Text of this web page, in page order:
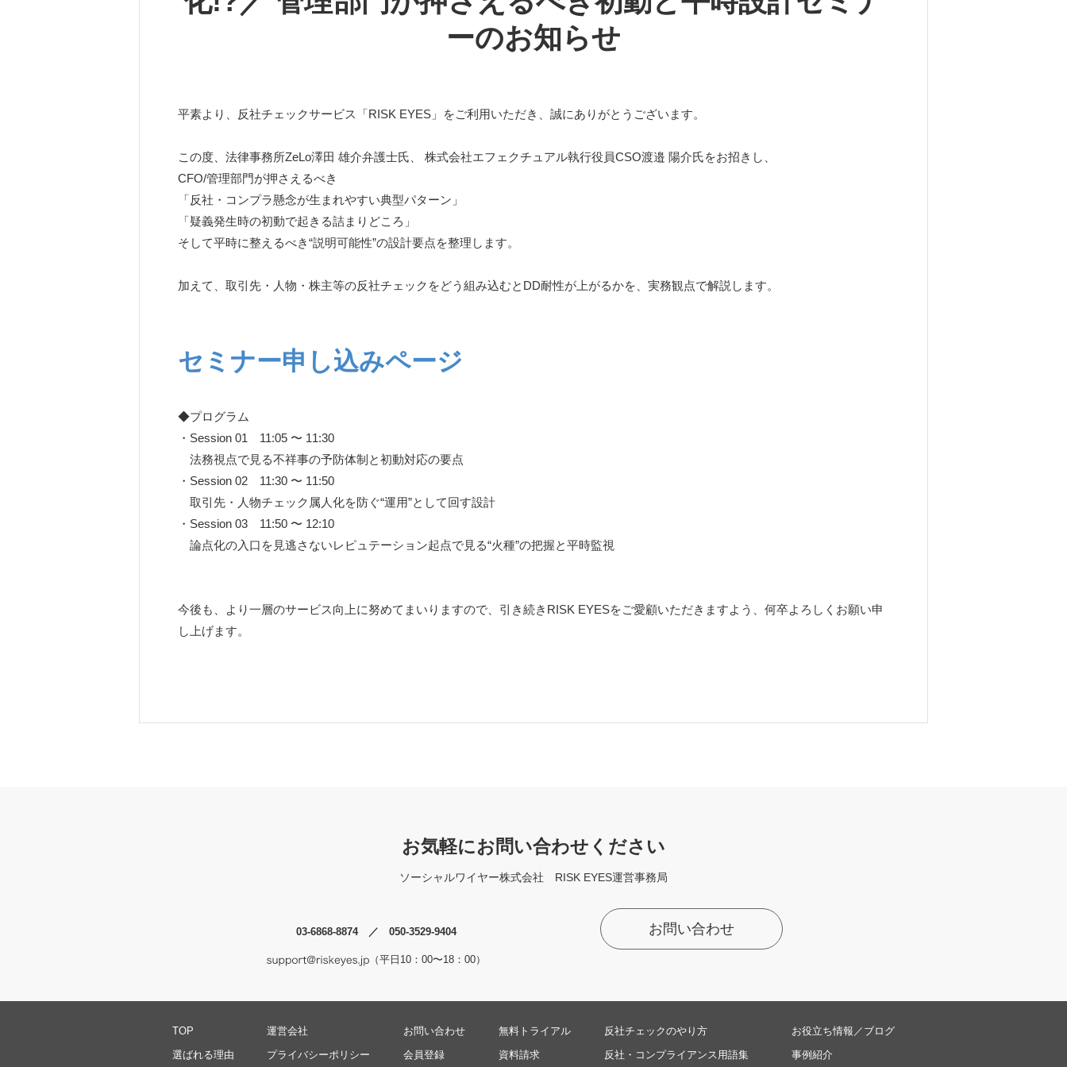
ーのお知らせ
平素より、反社チェックサービス「RISK EYES」をご利用いただき、誠にありがとうございます。
この度、法律事務所ZeLo澤田 雄介弁護士氏、 株式会社エフェクチュアル執行役員CSO渡邉 陽介氏をお招きし、
CFO/管理部門が押さえるべき
「反社・コンプラ懸念が生まれやすい典型パターン」
「疑義発生時の初動で起きる詰まりどころ」
そして平時に整えるべき“説明可能性”の設計要点を整理します。
加えて、取引先・人物・株主等の反社チェックをどう組み込むとDD耐性が上がるかを、実務観点で解説します。
セミナー申し込みページ
◆プログラム
・Session 01 11:05 〜 11:30
法務視点で見る不祥事の予防体制と初動対応の要点
・Session 02 11:30 〜 11:50
取引先・人物チェック属人化を防ぐ“運用”として回す設計
・Session 03 11:50 〜 12:10
論点化の入口を見逃さないレピュテーション起点で見る“火種”の把握と平時監視
今後も、より一層のサービス向上に努めてまいりますので、引き続きRISK EYESをご愛顧いただきますよう、何卒よろしくお願い申
し上げます。
お気軽にお問い合わせください
ソーシャルワイヤー株式会社 RISK EYES運営事務局
03-6868-8874 ／ 050-3529-9404
（平日10：00〜18：00）
お問い合わせ
TOP
選ばれる理由
運営会社
プライバシーポリシー
お問い合わせ
会員登録
無料トライアル
資料請求
反社チェックのやり方
反社・コンプライアンス用語集
お役立ち情報／ブログ
事例紹介